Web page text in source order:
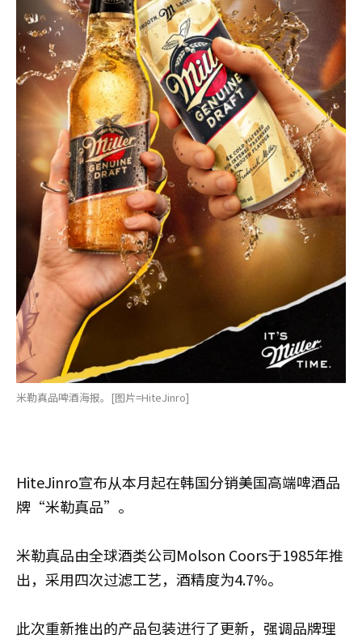
米勒真品啤酒海报。[图片=HiteJinro]
HiteJinro宣布从本月起在韩国分销美国高端啤酒品
牌“米勒真品”。
米勒真品由全球酒类公司Molson Coors于1985年推
出，采用四次过滤工艺，酒精度为4.7%。
此次重新推出的产品包装进行了更新，强调品牌理